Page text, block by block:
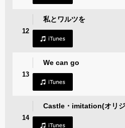
12
私とワルツを
13
We can go
14
Castle・imitation(オリ